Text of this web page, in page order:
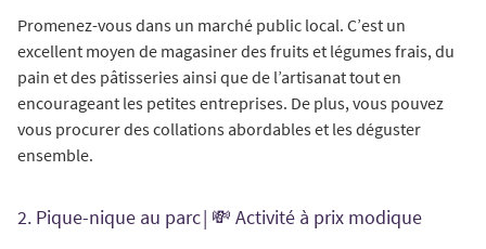
Promenez-vous dans un marché public local. C’est un
excellent moyen de magasiner des fruits et légumes frais, du
pain et des pâtisseries ainsi que de l’artisanat tout en
encourageant les petites entreprises. De plus, vous pouvez
vous procurer des collations abordables et les déguster
ensemble.
2. Pique-nique au parc | 💸 Activité à prix modique